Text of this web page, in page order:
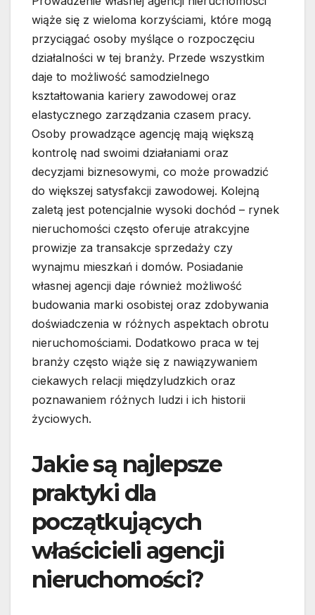
wiąże się z wieloma korzyściami, które mogą
przyciągać osoby myślące o rozpoczęciu
działalności w tej branży. Przede wszystkim
daje to możliwość samodzielnego
kształtowania kariery zawodowej oraz
elastycznego zarządzania czasem pracy.
Osoby prowadzące agencję mają większą
kontrolę nad swoimi działaniami oraz
decyzjami biznesowymi, co może prowadzić
do większej satysfakcji zawodowej. Kolejną
zaletą jest potencjalnie wysoki dochód – rynek
nieruchomości często oferuje atrakcyjne
prowizje za transakcje sprzedaży czy
wynajmu mieszkań i domów. Posiadanie
własnej agencji daje również możliwość
budowania marki osobistej oraz zdobywania
doświadczenia w różnych aspektach obrotu
nieruchomościami. Dodatkowo praca w tej
branży często wiąże się z nawiązywaniem
ciekawych relacji międzyludzkich oraz
poznawaniem różnych ludzi i ich historii
życiowych.
Jakie są najlepsze
praktyki dla
początkujących
właścicieli agencji
nieruchomości?